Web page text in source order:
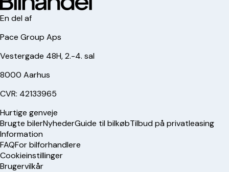
En del af
Pace Group Aps
Vestergade 48H, 2.-4. sal
8000 Aarhus
CVR: 42133965
Hurtige genveje
Brugte bilerNyhederGuide til bilkøbTilbud på privatleasing
Information
FAQFor bilforhandlere
Cookieinstillinger
Brugervilkår